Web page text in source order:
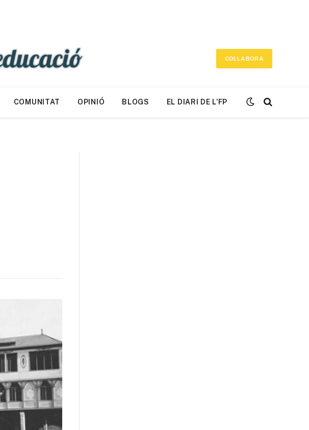
COL·LABORA
COMUNITAT OPINIÓ BLOGS EL DIARI DE L’FP